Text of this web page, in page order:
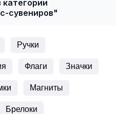
сувениров"
Ручки
Флаги Значки
Магниты
Брелоки